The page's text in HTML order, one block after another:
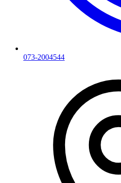
073-2004544